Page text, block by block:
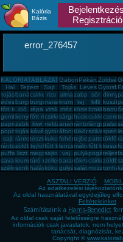
Kalória
Bázis
Regisztráció
error_276457
KALÓRIATÁBLÁZATGabona, mag,
Pékáru,
Hal
TejtermékSajt Tojás Leves
tojás banáncsirkemell
rizs alma zabpehely
sör dinnye
édesburgonya
burgonyaburgonyanarancskrumplitej kifli
főtt tojás
dió répa virsli méz körte brokkoli
gombakenyérfőtt rizscsirkemájsárgarépa
húslevescukkini
paprikazabkása
kiwi nektarinananászrántott hús
lángos
popcorntojásrántotta
kávégyrosáfonyatükörtojás
szilvaspenót
sajt rántott csirkemell
tésztakukoricafehér kenyér
tejbegrízpattogatott
rántott sajt
zöldbabtejfölfőtt kukorica
lencsefőzelék
málnafőtt krumpli
puffasztott rizs
liszt meggysajtos pogácsa
vaj pulykamell
pogácsa
teljes
savanyú káposzta
krumplipüré
túró rudizellerbaracktökmagcsirkemell
székelykáposzta
sonkahalászlékókuszreszelék
gulyásleves
salátamozzarella
tonhal
ASZTALI VERZIÓ
Az adatkezelési
Az oldal használatával egyidejűleg
Feltételeinket
Számításaink a Harris-Benedict
Az oldal csak saját felelősségre
információk csak javaslatok, nem
tanácsát, diagnózisát,
Copyright ©